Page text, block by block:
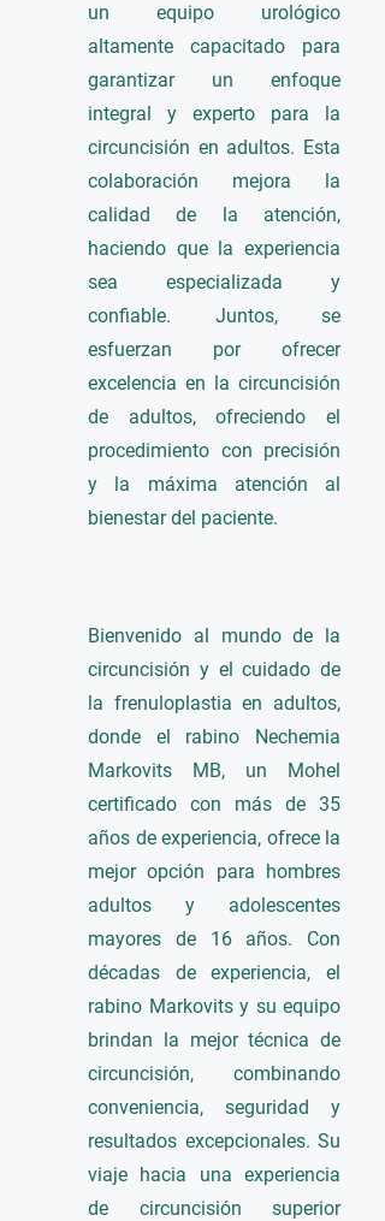
un equipo urológico
altamente capacitado para
garantizar un enfoque
integral y experto para la
circuncisión en adultos. Esta
colaboración mejora la
calidad de la atención,
haciendo que la experiencia
sea especializada y
confiable. Juntos, se
esfuerzan por ofrecer
excelencia en la circuncisión
de adultos, ofreciendo el
procedimiento con precisión
y la máxima atención al
bienestar del paciente.
Bienvenido al mundo de la
circuncisión y el cuidado de
la frenuloplastia en adultos,
donde el rabino Nechemia
Markovits MB, un Mohel
certificado con más de 35
años de experiencia, ofrece la
mejor opción para hombres
adultos y adolescentes
mayores de 16 años. Con
décadas de experiencia, el
rabino Markovits y su equipo
brindan la mejor técnica de
circuncisión, combinando
conveniencia, seguridad y
resultados excepcionales. Su
viaje hacia una experiencia
de circuncisión superior